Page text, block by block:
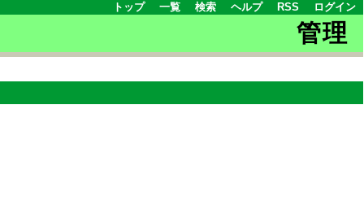
トップ 一覧 検索 ヘルプ RSS ログイン
管理